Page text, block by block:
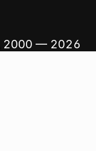
2000 — 2026